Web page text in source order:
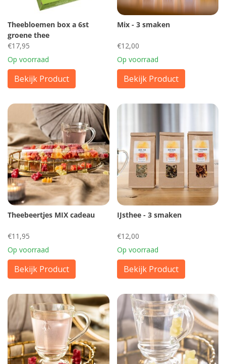
Theebloemen box a 6st
groene thee
€17,95
Op voorraad
Bekijk Product
Mix - 3 smaken
€12,00
Op voorraad
Bekijk Product
Theebeertjes MIX cadeau
€11,95
Op voorraad
Bekijk Product
IJsthee - 3 smaken
€12,00
Op voorraad
Bekijk Product